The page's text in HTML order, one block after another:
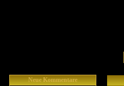
Neue Kommentare